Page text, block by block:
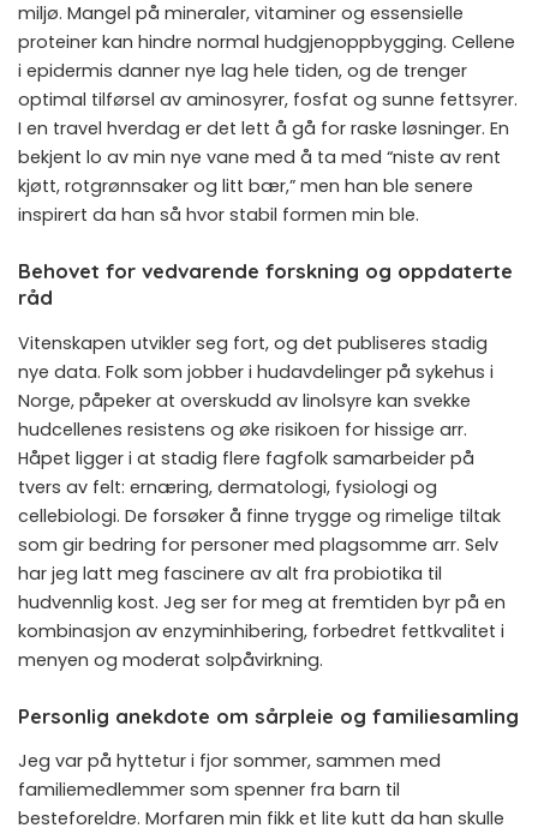
miljø. Mangel på mineraler, vitaminer og essensielle
proteiner kan hindre normal hudgjenoppbygging. Cellene
i epidermis danner nye lag hele tiden, og de trenger
optimal tilførsel av aminosyrer, fosfat og sunne fettsyrer.
I en travel hverdag er det lett å gå for raske løsninger. En
bekjent lo av min nye vane med å ta med “niste av rent
kjøtt, rotgrønnsaker og litt bær,” men han ble senere
inspirert da han så hvor stabil formen min ble.
Behovet for vedvarende forskning og oppdaterte
råd
Vitenskapen utvikler seg fort, og det publiseres stadig
nye data. Folk som jobber i hudavdelinger på sykehus i
Norge, påpeker at overskudd av linolsyre kan svekke
hudcellenes resistens og øke risikoen for hissige arr.
Håpet ligger i at stadig flere fagfolk samarbeider på
tvers av felt: ernæring, dermatologi, fysiologi og
cellebiologi. De forsøker å finne trygge og rimelige tiltak
som gir bedring for personer med plagsomme arr. Selv
har jeg latt meg fascinere av alt fra probiotika til
hudvennlig kost. Jeg ser for meg at fremtiden byr på en
kombinasjon av enzyminhibering, forbedret fettkvalitet i
menyen og moderat solpåvirkning.
Personlig anekdote om sårpleie og familiesamling
Jeg var på hyttetur i fjor sommer, sammen med
familiemedlemmer som spenner fra barn til
besteforeldre. Morfaren min fikk et lite kutt da han skulle